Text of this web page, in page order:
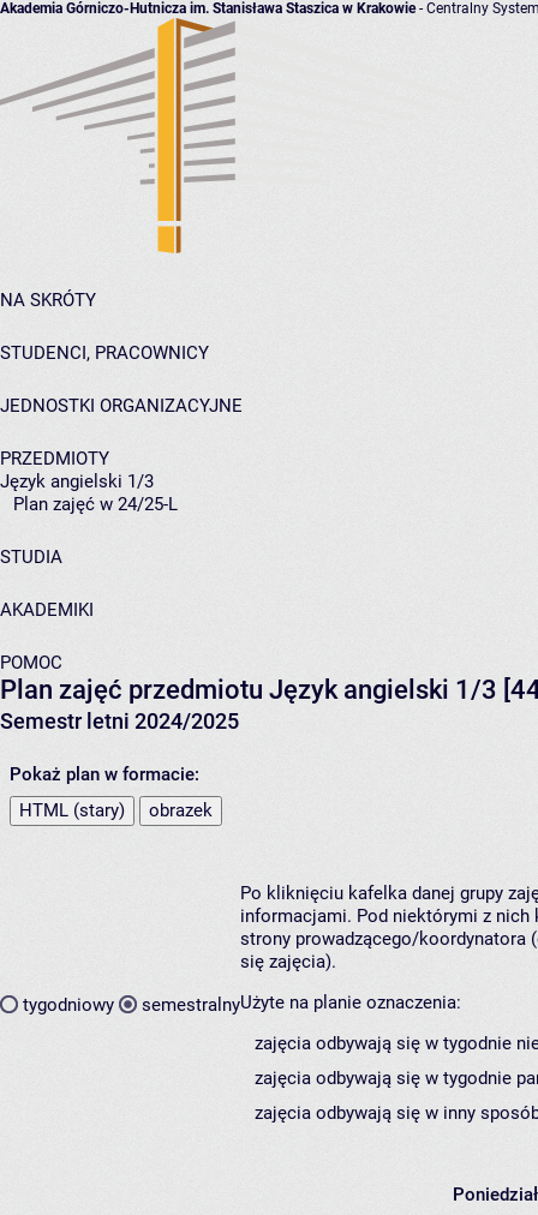
Akademia Górniczo-Hutnicza im. Stanisława Staszica w Krakowie- Centralny
NA SKRÓTY
STUDENCI, PRACOWNICY
JEDNOSTKI ORGANIZACYJNE
PRZEDMIOTY
Język angielski 1/3
Plan zajęć w 24/25-L
STUDIA
AKADEMIKI
POMOC
Plan zajęć przedmiotu Język angielski 1/3
Semestr letni 2024/2025
Pokaż plan w formacie:
HTML (stary)
obrazek
tygodniowy semestralny
Po kliknięciu kafelka danej grupy
informacjami. Pod niektórymi z nich
strony prowadzącego/koordynatora
się zajęcia).
Użyte na planie oznaczenia:
zajęcia odbywają się w tygodnie
zajęcia odbywają się w tygodnie
zajęcia odbywają się w inny